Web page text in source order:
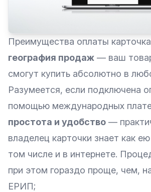
Преимущества оплаты
география продаж — ваш
смогут купить абсолютно в
Разумеется, если подключена
помощью международных
простота и удобство —
владелец карточки знает как
том числе и в интернете.
при этом гораздо проще, чем,
ЕРИП;